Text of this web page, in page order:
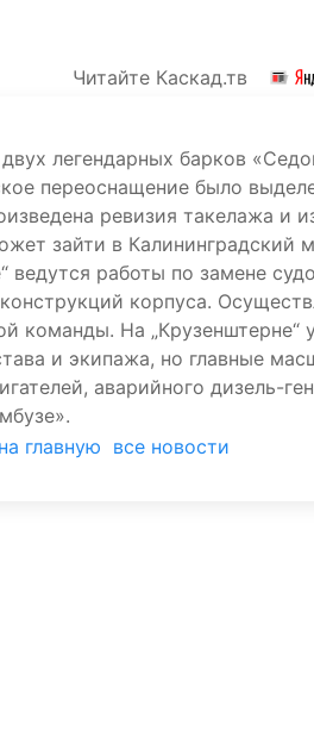
Читайте Каскад.тв
легендарных барков
переоснащение было
ревизия такелажа и
зайти в Калининградский
работы по замене
корпуса.
команды. На
и экипажа, но главные
аварийного дизель-
на главную все новости